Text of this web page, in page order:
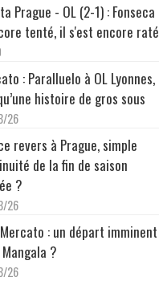
Prague - OL (2-1) : Fonseca
tenté, il s'est encore raté
: Paralluelo à OL Lyonnes,
histoire de gros sous
26
revers à Prague, simple
de la fin de saison
?
26
: un départ imminent
?
26